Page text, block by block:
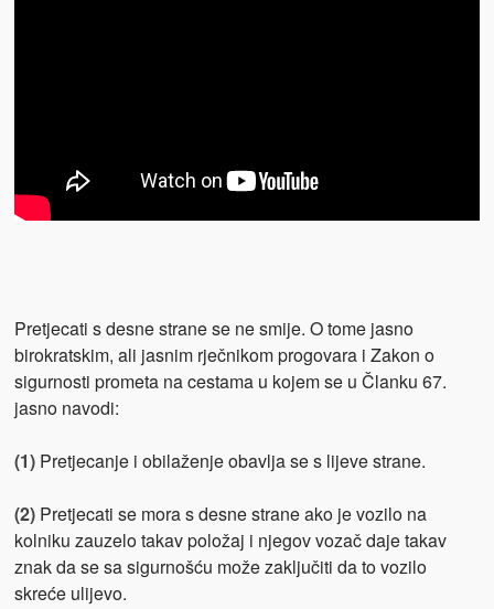
Pretjecati s desne strane se ne smije. O tome jasno
birokratskim, ali jasnim rječnikom progovara i Zakon o
sigurnosti prometa na cestama u kojem se u Članku 67.
jasno navodi:
(1)Pretjecanje i obilaženje obavlja se s lijeve strane.
(2)Pretjecati se mora s desne strane ako je vozilo na
kolniku zauzelo takav položaj i njegov vozač daje takav
znak da se sa sigurnošću može zaključiti da to vozilo
skreće ulijevo.